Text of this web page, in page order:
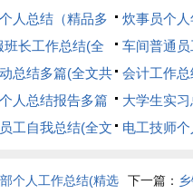
字)
多篇）(全文
人总结（精品多
字)
炊事员个
共3570字)
班长工作总结(全
车间普通
篇(全文共
总结多篇(全文共
会计工作
篇】(全文共
人总结报告多篇
)
大学生实
篇(全文共
工自我总结(全文
电工技师
个人工作总结(精选 下一篇：